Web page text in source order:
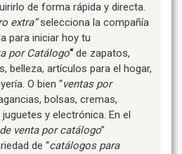
de forma rápida y directa.
extra”selecciona la compañía
para iniciar hoy tu
por Catálogo“de zapatos,
belleza, artículos para el hogar,
O bien “ventas por
bolsas, cremas,
y electrónica. En el
venta por catálogo”
de “catálogos para